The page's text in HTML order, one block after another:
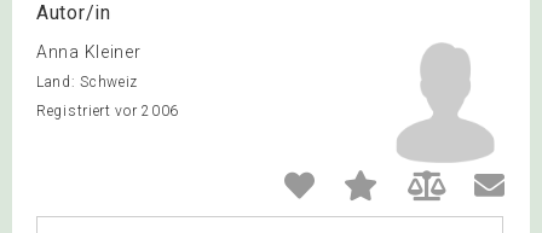
Autor/in
Anna Kleiner
Land: Schweiz
Registriert vor 2006